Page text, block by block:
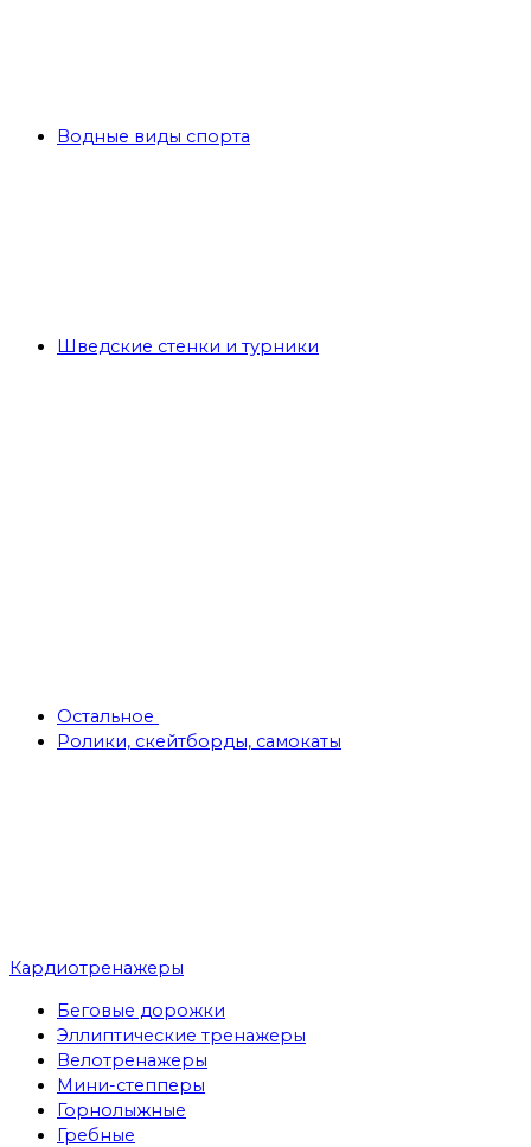
Водные виды спорта
Шведские стенки и турники
Остальное
Ролики, скейтборды, самокаты
Кардиотренажеры
Беговые дорожки
Эллиптические тренажеры
Велотренажеры
Мини-степперы
Горнолыжные
Гребные